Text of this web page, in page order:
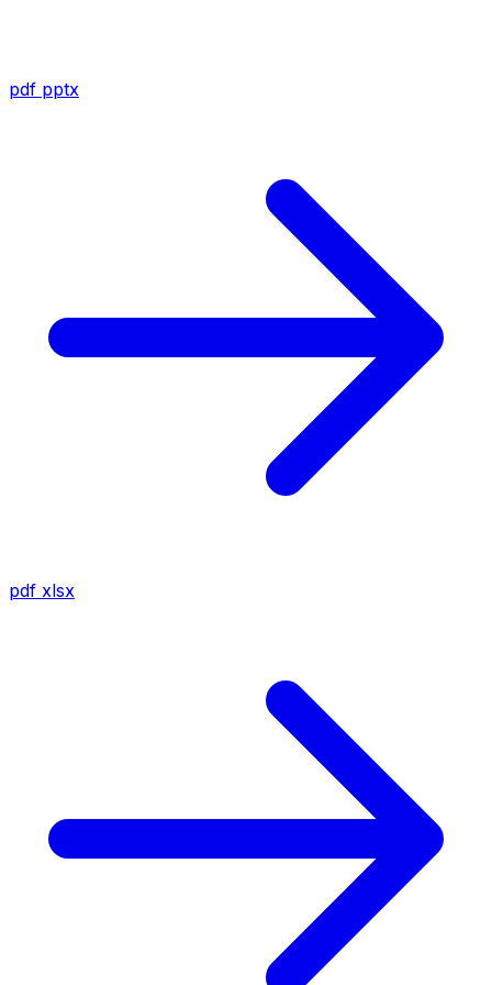
pdf pptx
pdf xlsx